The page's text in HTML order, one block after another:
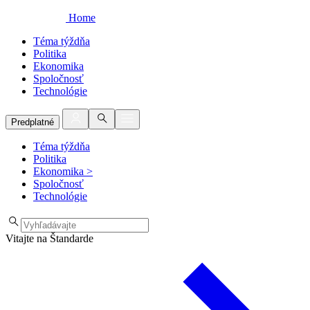
Home
Téma týždňa
Politika
Ekonomika
Spoločnosť
Technológie
Predplatné
Téma týždňa
Politika
Ekonomika >
Spoločnosť
Technológie
Vitajte na Štandarde